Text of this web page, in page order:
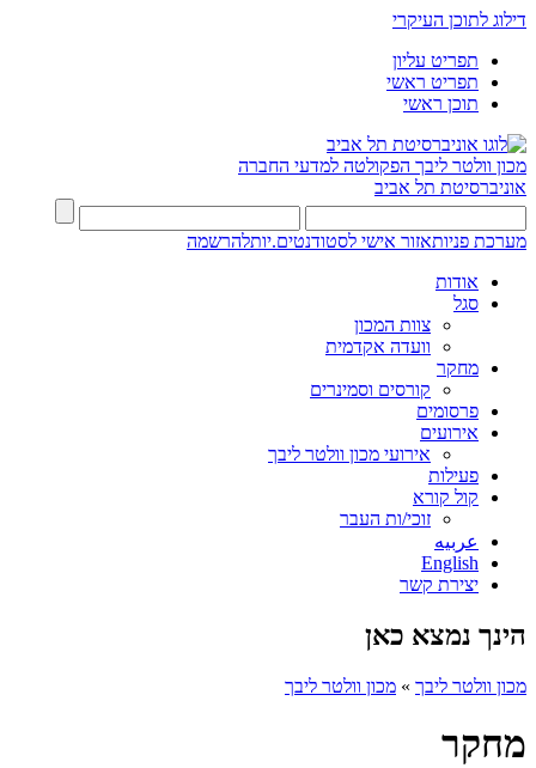
דילוג לתוכן העיקרי
תפריט עליון
תפריט ראשי
תוכן ראשי
מכון וולטר ליבך הפקולטה למדעי החברה
אוניברסיטת תל אביב
מערכת פניותאזור אישי לסטודנטים.יותלהרשמה
אודות
סגל
צוות המכון
וועדה אקדמית
מחקר
קורסים וסמינרים
פרסומים
אירועים
אירועי מכון וולטר ליבך
פעילות
קול קורא
זוכי/ות העבר
عربيه
English
יצירת קשר
הינך נמצא כאן
מכון וולטר ליבך » מכון וולטר ליבך
מחקר